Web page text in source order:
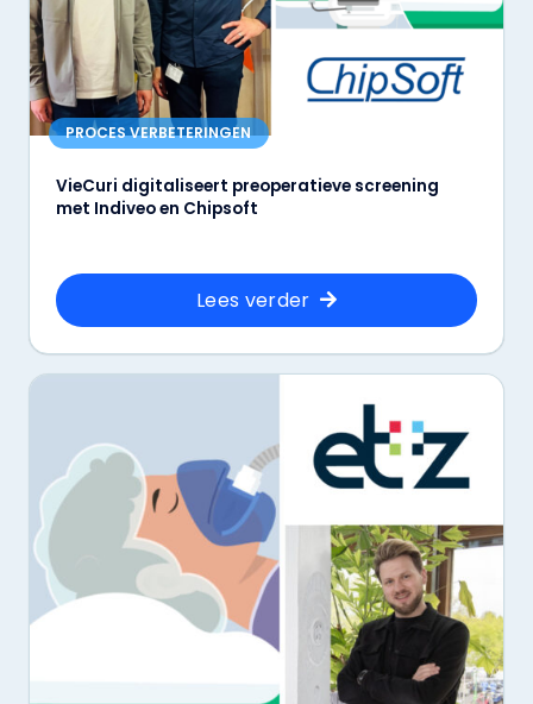
PROCES VERBETERINGEN
VieCuri digitaliseert preoperatieve screening
met Indiveo en Chipsoft
Lees verder